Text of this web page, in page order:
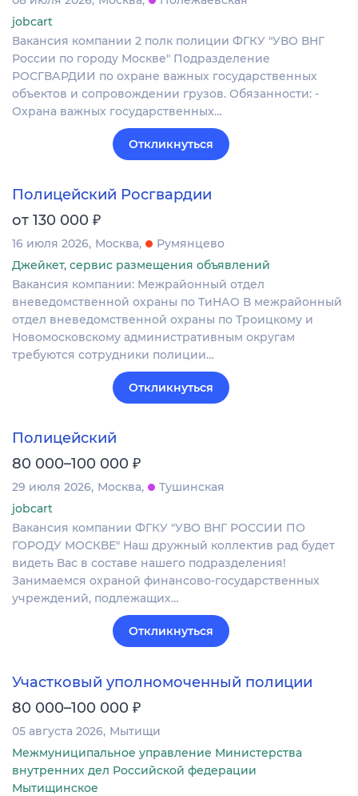
jobcart
Вакансия компании 2 полк полиции ФГКУ "УВО ВНГ
России по городу Москве" Подразделение
РОСГВАРДИИ по охране важных государственных
объектов и сопровождении грузов. Обязанности: -
Охрана важных государственных…
Откликнуться
Полицейский Росгвардии
от 130 000 ₽
16 июля 2026 Москва
Румянцево
Джейкет, сервис размещения объявлений
Вакансия компании: Межрайонный отдел
вневедомственной охраны по ТиНАО В межрайонный
отдел вневедомственной охраны по Троицкому и
Новомосковскому административным округам
требуются сотрудники полиции…
Откликнуться
Полицейский
80 000–100 000 ₽
29 июля 2026 Москва
Тушинская
jobcart
Вакансия компании ФГКУ "УВО ВНГ РОССИИ ПО
ГОРОДУ МОСКВЕ" Наш дружный коллектив рад будет
видеть Вас в составе нашего подразделения!
Занимаемся охраной финансово-государственных
учреждений, подлежащих…
Откликнуться
Участковый уполномоченный полиции
80 000–100 000 ₽
05 августа 2026 Мытищи
Межмуниципальное управление Министерства
внутренних дел Российской федерации
Мытищинское